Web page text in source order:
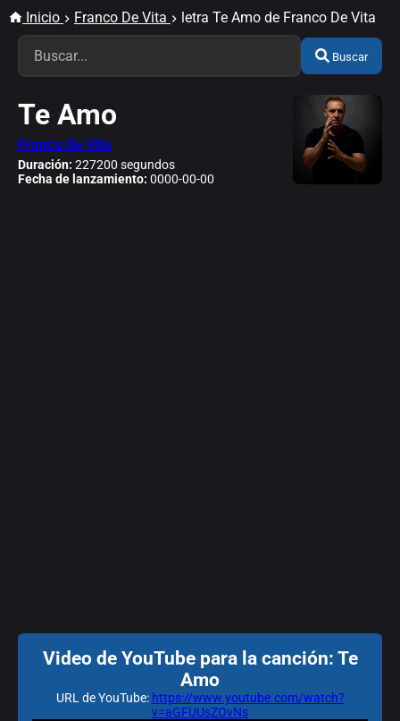
Inicio Franco De Vita letra Te Amo de Franco De Vita
Buscar
Te Amo
Franco De Vita
Duración: 227200 segundos
Fecha de lanzamiento: 0000-00-00
Video de YouTube para la canción: Te
Amo
URL de YouTube: https://www.youtube.com/watch?
v=aGFUUsZOvNs